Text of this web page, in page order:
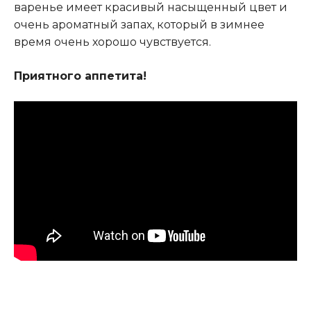
варенье имеет красивый насыщенный цвет и
очень ароматный запах, который в зимнее
время очень хорошо чувствуется.
Приятного аппетита!